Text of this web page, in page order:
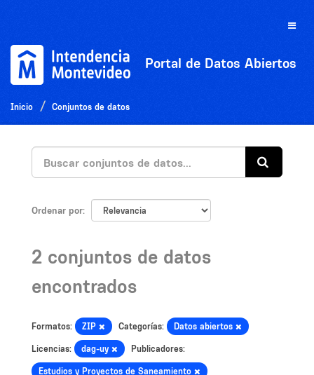
Toggle
Portal de Datos Abiertos
Inicio Conjuntos de datos
Ordenar por
2 conjuntos de datos
encontrados
Formatos: ZIP Categorías: Datos abiertos
Licencias: dag-uy Publicadores:
Estudios y Proyectos de Saneamiento